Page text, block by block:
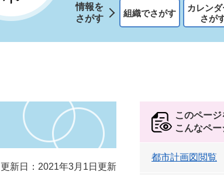
情報を
さがす
組織でさがす
カレン
さが
更新日：2021年3月1日更新
このペー
こんなペ
都市計画図閲覧